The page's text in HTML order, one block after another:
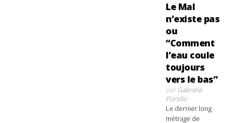
Le Mal
n’existe pas
ou
“Comment
l’eau coule
toujours
vers le bas”
parGabriela
Portillo
Le dernier long
métrage de